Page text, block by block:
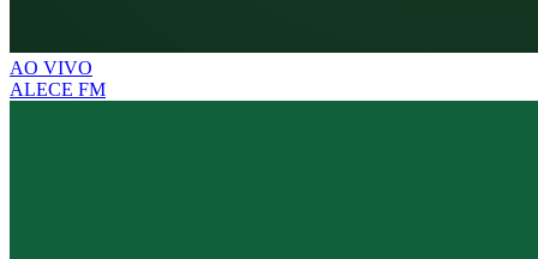
AO VIVO
ALECE FM